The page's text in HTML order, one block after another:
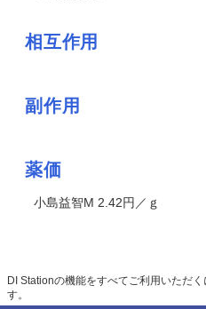
相互作用
副作用
薬価
小島益智M 2.42円／ｇ
DI Stationの機能をすべてご利用いただく
す。